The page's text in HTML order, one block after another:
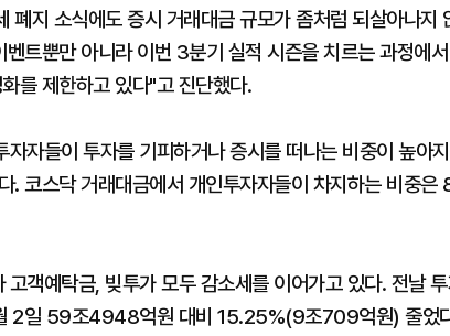
폐지 소식에도 증시 거래대금 규모가 좀처럼 되살아나지
트뿐만 아니라 이번 3분기 실적 시즌을 치르는 과정에
를 제한하고 있다"고 진단했다.
자들이 투자를 기피하거나 증시를 떠나는 비중이 높아
. 코스닥 거래대금에서 개인투자자들이 차지하는 비중은
객예탁금, 빚투가 모두 감소세를 이어가고 있다. 전날
2일 59조4948억원 대비 15.25%(9조709억원) 줄었